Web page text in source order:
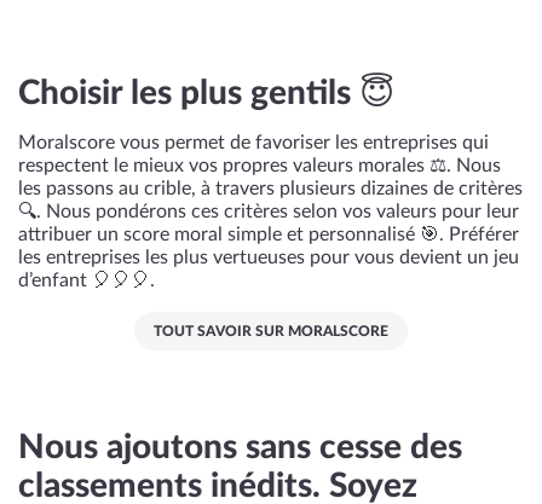
Choisir les plus gentils 😇
Moralscore vous permet de favoriser les entreprises qui
respectent le mieux vos propres valeurs morales ⚖️. Nous
les passons au crible, à travers plusieurs dizaines de critères
🔍. Nous pondérons ces critères selon vos valeurs pour leur
attribuer un score moral simple et personnalisé 🎯. Préférer
les entreprises les plus vertueuses pour vous devient un jeu
d’enfant 🎈🎈🎈.
TOUT SAVOIR SUR MORALSCORE
Nous ajoutons sans cesse des
classements inédits. Soyez